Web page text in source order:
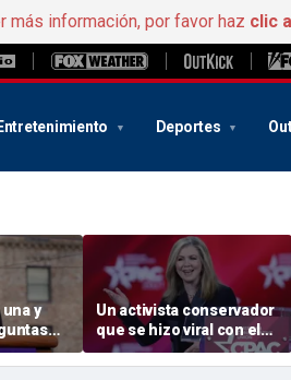
más información, por favor haz clic
Entretenimiento Deportes
y
plan
Un activista conservador
que se hizo viral con el
hashtag # ad contra el
PCCh supera unas